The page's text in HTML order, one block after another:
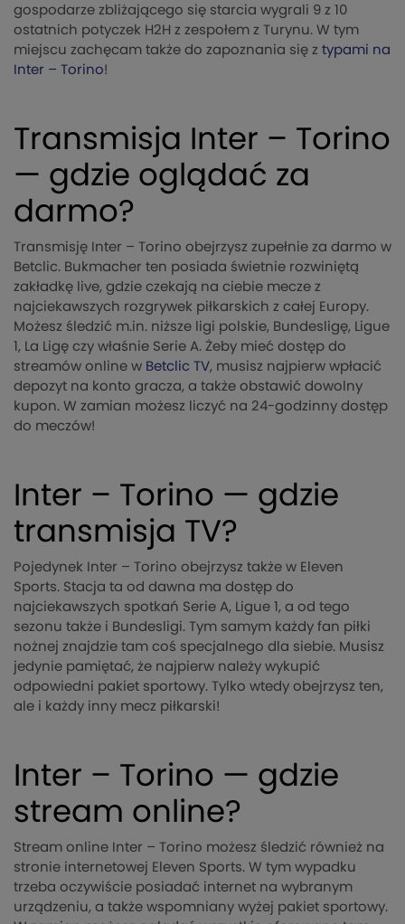
gospodarze zbliżającego się starcia wygrali 9 z 10
ostatnich potyczek H2H z zespołem z Turynu. W tym
miejscu zachęcam także do zapoznania się z typami na
Inter – Torino!
Transmisja Inter – Torino
— gdzie oglądać za
darmo?
Transmisję Inter – Torino obejrzysz zupełnie za darmo w
Betclic. Bukmacher ten posiada świetnie rozwiniętą
zakładkę live, gdzie czekają na ciebie mecze z
najciekawszych rozgrywek piłkarskich z całej Europy.
Możesz śledzić m.in. niższe ligi polskie, Bundesligę, Ligue
1, La Ligę czy właśnie Serie A. Żeby mieć dostęp do
streamów online w Betclic TV, musisz najpierw wpłacić
depozyt na konto gracza, a także obstawić dowolny
kupon. W zamian możesz liczyć na 24-godzinny dostęp
do meczów!
Inter – Torino — gdzie
transmisja TV?
Pojedynek Inter – Torino obejrzysz także w Eleven
Sports. Stacja ta od dawna ma dostęp do
najciekawszych spotkań Serie A, Ligue 1, a od tego
sezonu także i Bundesligi. Tym samym każdy fan piłki
nożnej znajdzie tam coś specjalnego dla siebie. Musisz
jedynie pamiętać, że najpierw należy wykupić
odpowiedni pakiet sportowy. Tylko wtedy obejrzysz ten,
ale i każdy inny mecz piłkarski!
Inter – Torino — gdzie
stream online?
Stream online Inter – Torino możesz śledzić również na
stronie internetowej Eleven Sports. W tym wypadku
trzeba oczywiście posiadać internet na wybranym
urządzeniu, a także wspomniany wyżej pakiet sportowy.